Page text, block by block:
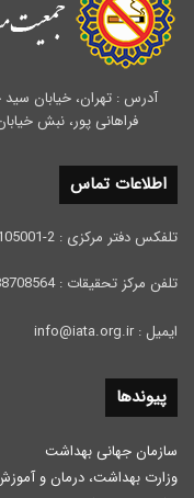
آدرس : تهران، خیابان سید
فراهانی پور، نبش خیابان هفتم، پلاک
اطلاعات تماس
تلفکس دفتر مرکزی : 2-88105001-021
تلفن مرکز تحقیقات : 88708564-021
ایمیل : info@iata.org.ir
پیوندها
سازمان جهانی بهداشت
وزارت بهداشت، درمان و